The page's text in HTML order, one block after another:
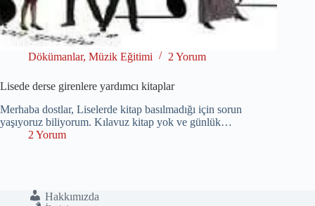
Dökümanlar, Müzik Eğitimi 2 Yorum
Lisede derse girenlere yardımcı kitaplar
Merhaba dostlar, Liselerde kitap basılmadığı için sorun
yaşıyoruz biliyorum. Kılavuz kitap yok ve günlük…
2 Yorum
Hakkımızda